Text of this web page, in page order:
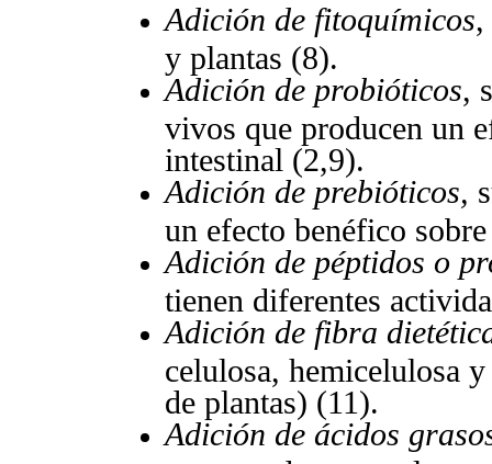
Adición de fitoquímicos,
y plantas (8).
Adición de probióticos,
vivos que producen un
intestinal (2,9).
Adición de prebióticos,
un efecto benéfico
Adición de péptidos o
tienen diferentes
Adición de fibra
celulosa, hemicelulosa
de plantas) (11).
Adición de ácidos